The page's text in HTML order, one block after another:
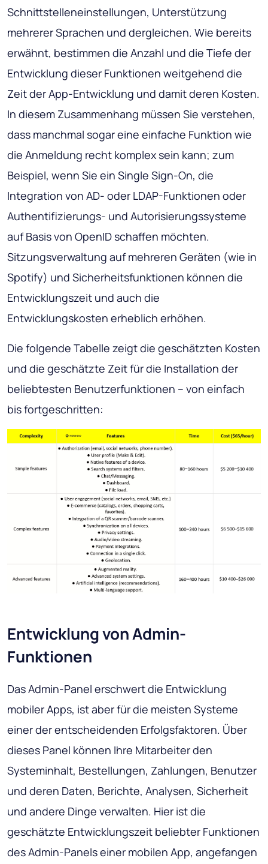
Schnittstelleneinstellungen, Unterstützung
mehrerer Sprachen und dergleichen. Wie bereits
erwähnt, bestimmen die Anzahl und die Tiefe der
Entwicklung dieser Funktionen weitgehend die
Zeit der App-Entwicklung und damit deren Kosten.
In diesem Zusammenhang müssen Sie verstehen,
dass manchmal sogar eine einfache Funktion wie
die Anmeldung recht komplex sein kann; zum
Beispiel, wenn Sie ein Single Sign-On, die
Integration von AD- oder LDAP-Funktionen oder
Authentifizierungs- und Autorisierungssysteme
auf Basis von OpenID schaffen möchten.
Sitzungsverwaltung auf mehreren Geräten (wie in
Spotify) und Sicherheitsfunktionen können die
Entwicklungszeit und auch die
Entwicklungskosten erheblich erhöhen.
Die folgende Tabelle zeigt die geschätzten Kosten
und die geschätzte Zeit für die Installation der
beliebtesten Benutzerfunktionen – von einfach
bis fortgeschritten:
Entwicklung von Admin-
Funktionen
Das Admin-Panel erschwert die Entwicklung
mobiler Apps, ist aber für die meisten Systeme
einer der entscheidenden Erfolgsfaktoren. Über
dieses Panel können Ihre Mitarbeiter den
Systeminhalt, Bestellungen, Zahlungen, Benutzer
und deren Daten, Berichte, Analysen, Sicherheit
und andere Dinge verwalten. Hier ist die
geschätzte Entwicklungszeit beliebter Funktionen
des Admin-Panels einer mobilen App, angefangen